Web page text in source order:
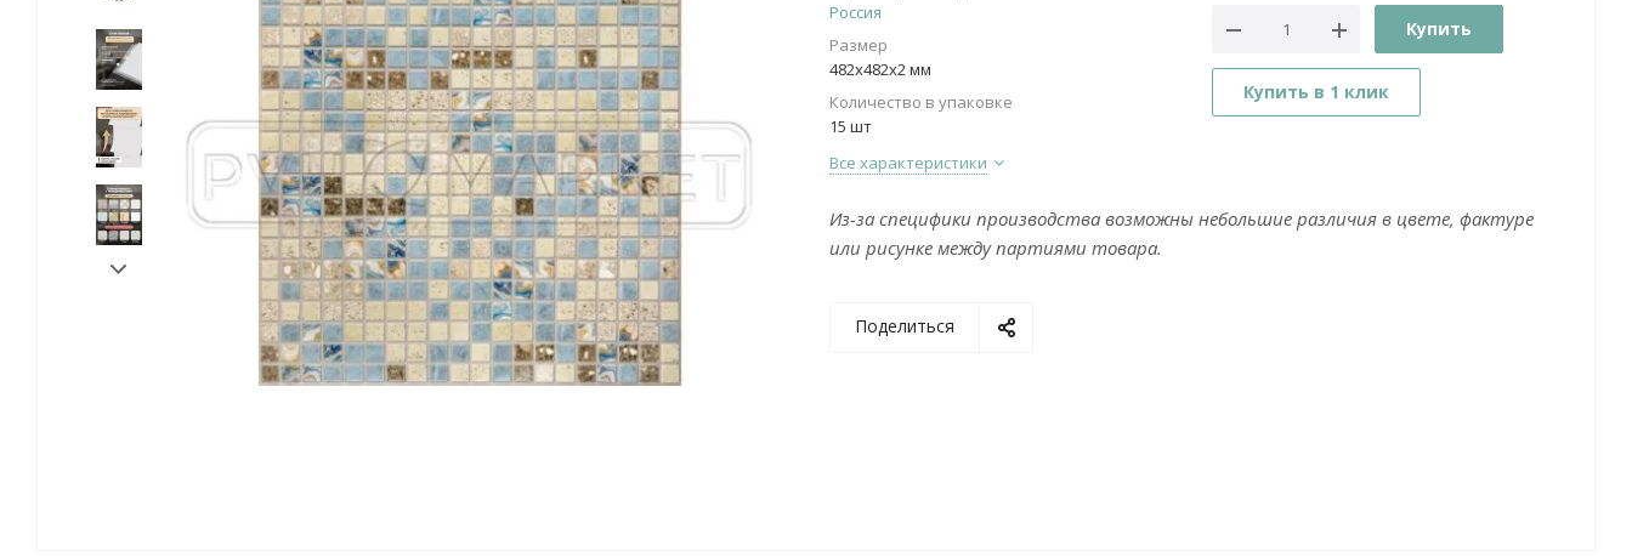
Россия
Размер
482х482х2 мм
Количество в упаковке
15 шт
Все характеристики
Купить
Купить в 1 клик
Из-за специфики производства возможны небольшие различия в цвете, фактуре
или рисунке между партиями товара.
Поделиться